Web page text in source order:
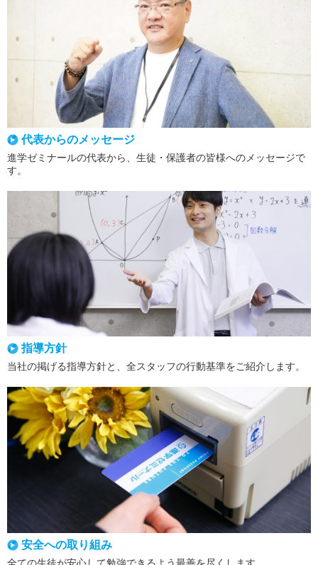
代表からのメッセージ
進学ゼミナールの代表から、生徒・保護者の皆様へのメッセージで
す。
指導方針
当社の掲げる指導方針と、全スタッフの行動基準をご紹介します。
安全への取り組み